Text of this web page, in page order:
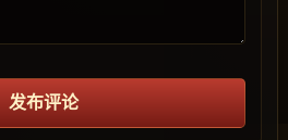
发布评论